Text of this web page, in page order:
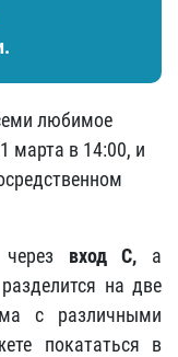
любимое
марта в 14:00, и
вход C, а
на две
с различными
покататься в